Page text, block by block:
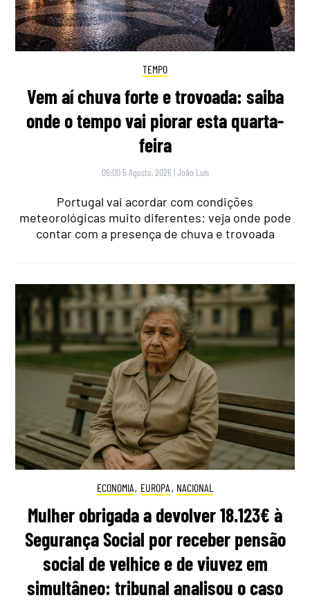
TEMPO
Vem aí chuva forte e trovoada: saiba
onde o tempo vai piorar esta quarta-
feira
06:00 5 Agosto, 2026 |João Luís
Portugal vai acordar com condições
meteorológicas muito diferentes: veja onde pode
contar com a presença de chuva e trovoada
ECONOMIA, EUROPA , NACIONAL
Mulher obrigada a devolver 18.123€ à
Segurança Social por receber pensão
social de velhice e de viuvez em
simultâneo: tribunal analisou o caso